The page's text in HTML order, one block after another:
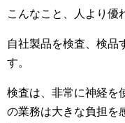
こんなこと、人より優
自社製品を検査、検品
す。
検査は、非常に神経を
の業務は大きな負担を